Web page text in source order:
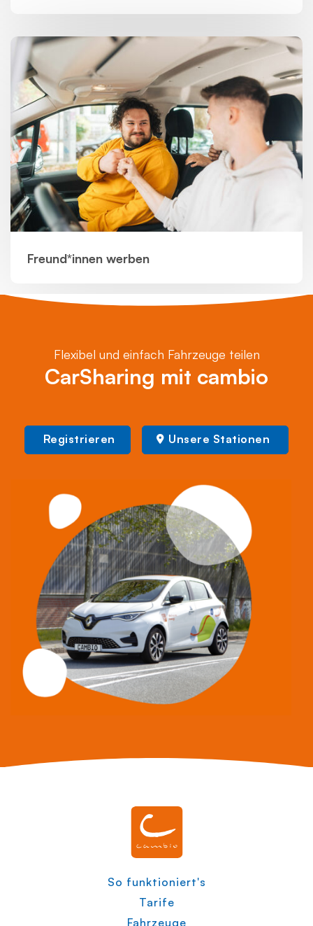
Freund*innen werben
Flexibel und einfach Fahrzeuge teilen
CarSharing mit cambio
Registrieren Unsere Stationen
So funktioniert's
Tarife
Fahrzeuge